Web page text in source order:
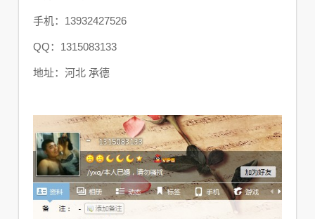
手机：13932427526
QQ：1315083133
地址：河北 承德